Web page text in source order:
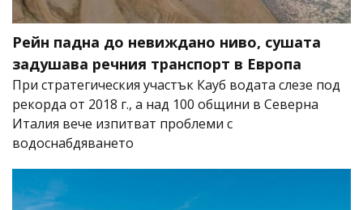
Рейн падна до невиждано ниво, сушата
задушава речния транспорт в Европа
При стратегическия участък Кауб водата слезе под
рекорда от 2018 г., а над 100 общини в Северна
Италия вече изпитват проблеми с
водоснабдяването